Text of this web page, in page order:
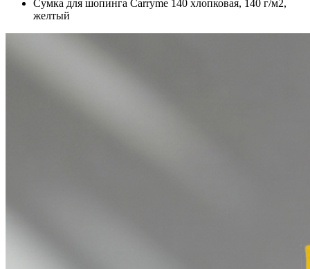
Сумка для шопинга Carryme 140 хлопковая, 140 г/м2,
желтый